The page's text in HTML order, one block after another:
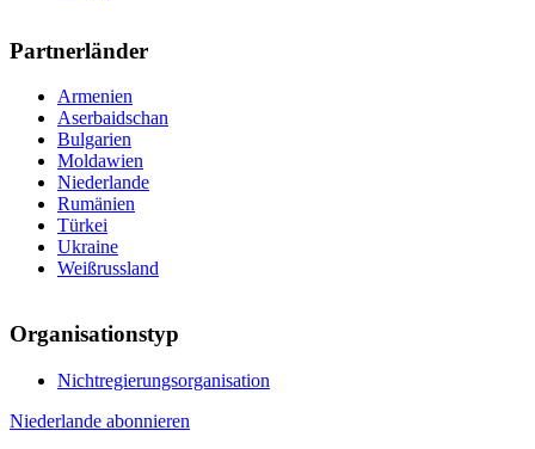
Partnerländer
Armenien
Aserbaidschan
Bulgarien
Moldawien
Niederlande
Rumänien
Türkei
Ukraine
Weißrussland
Organisationstyp
Nichtregierungsorganisation
Niederlande abonnieren